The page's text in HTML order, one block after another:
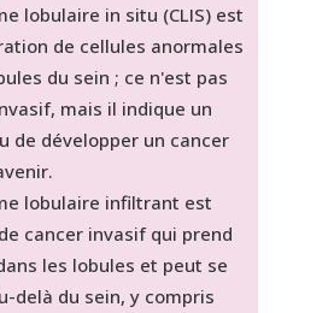
lobulaire in situ (CLIS) est
de cellules anormales
du sein ; ce n'est pas
mais il indique un
de développer un cancer
lobulaire infiltrant est
cancer invasif qui prend
les lobules et peut se
delà du sein, y compris